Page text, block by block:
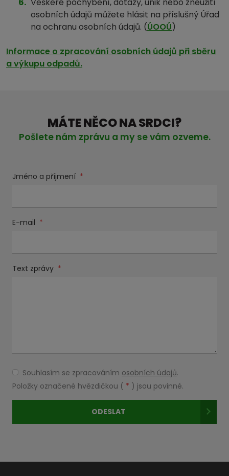
osobních údajů můžete hlásit na příslušný Úřad
na ochranu osobních údajů. (ÚOOÚ)
Informace o zpracování osobních údajů při sběru
a výkupu odpadů.
MÁTE NĚCO NA SRDCI?
Pošlete nám zprávu a my se vám ozveme.
Jméno a příjmení *
E-mail *
Text zprávy *
Souhlasím
se
zpracováním
osobních
Souhlasím se zpracováním osobních údajů.
Položky označené hvězdičkou ( * ) jsou povinné.
ODESLAT
nepodařilo